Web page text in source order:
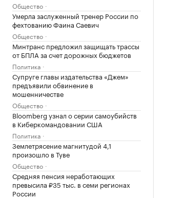
Общество
Умерла заслуженный тренер России по
фехтованию Фаина Саевич
Общество
Минтранс предложил защищать трассы
от БПЛА за счет дорожных бюджетов
Политика
Супруге главы издательства «Джем»
предъявили обвинение в
мошенничестве
Общество
Bloomberg узнал о серии самоубийств
в Киберкомандовании США
Политика
Землетрясение магнитудой 4,1
произошло в Туве
Общество
Средняя пенсия неработающих
превысила ₽35 тыс. в семи регионах
России